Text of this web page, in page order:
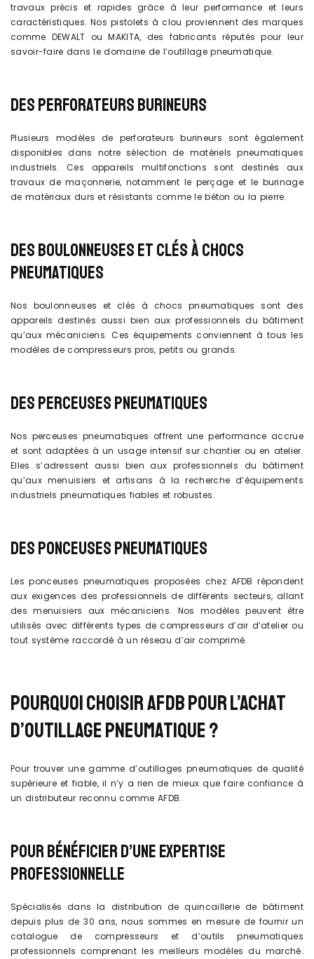
travaux précis et rapides grâce à leur performance et leurs
caractéristiques. Nos pistolets à clou proviennent des marques
comme DEWALT ou MAKITA, des fabricants réputés pour leur
savoir-faire dans le domaine de l’outillage pneumatique.
DES PERFORATEURS BURINEURS
Plusieurs modèles de perforateurs burineurs sont également
disponibles dans notre sélection de matériels pneumatiques
industriels. Ces appareils multifonctions sont destinés aux
travaux de maçonnerie, notamment le perçage et le burinage
de matériaux durs et résistants comme le béton ou la pierre.
DES BOULONNEUSES ET CLÉS À CHOCS
PNEUMATIQUES
Nos boulonneuses et clés à chocs pneumatiques sont des
appareils destinés aussi bien aux professionnels du bâtiment
qu’aux mécaniciens. Ces équipements conviennent à tous les
modèles de compresseurs pros, petits ou grands.
DES PERCEUSES PNEUMATIQUES
Nos perceuses pneumatiques offrent une performance accrue
et sont adaptées à un usage intensif sur chantier ou en atelier.
Elles s’adressent aussi bien aux professionnels du bâtiment
qu’aux menuisiers et artisans à la recherche d’équipements
industriels pneumatiques fiables et robustes.
DES PONCEUSES PNEUMATIQUES
Les ponceuses pneumatiques proposées chez AFDB répondent
aux exigences des professionnels de différents secteurs, allant
des menuisiers aux mécaniciens. Nos modèles peuvent être
utilisés avec différents types de compresseurs d’air d’atelier ou
tout système raccordé à un réseau d’air comprimé.
POURQUOI CHOISIR AFDB POUR L’ACHAT
D’OUTILLAGE PNEUMATIQUE ?
Pour trouver une gamme d’outillages pneumatiques de qualité
supérieure et fiable, il n’y a rien de mieux que faire confiance à
un distributeur reconnu comme AFDB.
POUR BÉNÉFICIER D’UNE EXPERTISE
PROFESSIONNELLE
Spécialisés dans la distribution de quincaillerie de bâtiment
depuis plus de 30 ans, nous sommes en mesure de fournir un
catalogue de compresseurs et d’outils pneumatiques
professionnels comprenant les meilleurs modèles du marché.